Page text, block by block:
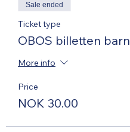
Sale ended
Ticket type
OBOS billetten barn
More info
Price
NOK 30.00